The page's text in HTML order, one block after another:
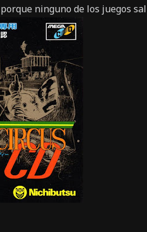
ninguno de los juegos